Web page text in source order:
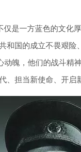
一方蓝色的文化
国的成立不畏艰
魄，他们的战斗精
担当新使命、开启